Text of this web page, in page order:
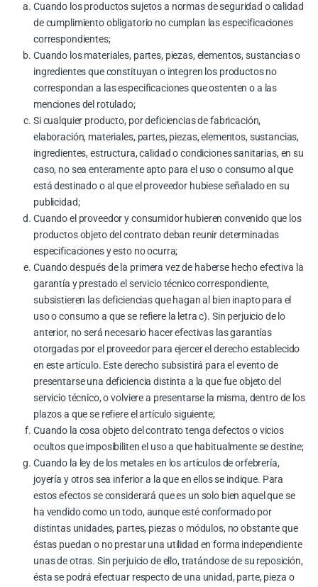
Cuando los productos sujetos a normas de seguridad o calidad
de cumplimiento obligatorio no cumplan las especificaciones
correspondientes;
Cuando los materiales, partes, piezas, elementos, sustancias o
ingredientes que constituyan o integren los productos no
correspondan a las especificaciones que ostenten o a las
menciones del rotulado;
Si cualquier producto, por deficiencias de fabricación,
elaboración, materiales, partes, piezas, elementos, sustancias,
ingredientes, estructura, calidad o condiciones sanitarias, en su
caso, no sea enteramente apto para el uso o consumo al que
está destinado o al que el proveedor hubiese señalado en su
publicidad;
Cuando el proveedor y consumidor hubieren convenido que los
productos objeto del contrato deban reunir determinadas
especificaciones y esto no ocurra;
Cuando después de la primera vez de haberse hecho efectiva la
garantía y prestado el servicio técnico correspondiente,
subsistieren las deficiencias que hagan al bien inapto para el
uso o consumo a que se refiere la letra c). Sin perjuicio de lo
anterior, no será necesario hacer efectivas las garantías
otorgadas por el proveedor para ejercer el derecho establecido
en este artículo. Este derecho subsistirá para el evento de
presentarse una deficiencia distinta a la que fue objeto del
servicio técnico, o volviere a presentarse la misma, dentro de los
plazos a que se refiere el artículo siguiente;
Cuando la cosa objeto del contrato tenga defectos o vicios
ocultos que imposibiliten el uso a que habitualmente se destine;
Cuando la ley de los metales en los artículos de orfebrería,
joyería y otros sea inferior a la que en ellos se indique. Para
estos efectos se considerará que es un solo bien aquel que se
ha vendido como un todo, aunque esté conformado por
distintas unidades, partes, piezas o módulos, no obstante que
éstas puedan o no prestar una utilidad en forma independiente
unas de otras. Sin perjuicio de ello, tratándose de su reposición,
ésta se podrá efectuar respecto de una unidad, parte, pieza o